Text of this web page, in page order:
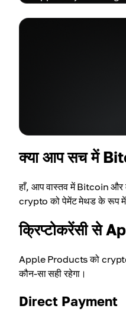
क्या आप सच में
हाँ, आप वास्तव में Bitcoin और
crypto को पेमेंट मेथड के रूप में
क्रिप्टोकरेंसी से
Apple Products को crypto
कौन-सा सही रहेगा।
Direct Payment